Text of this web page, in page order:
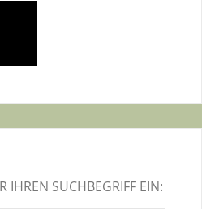
IHREN SUCHBEGRIFF EIN: